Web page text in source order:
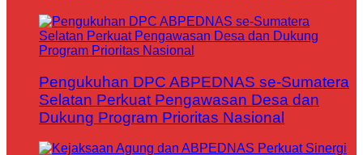
Pengukuhan DPC ABPEDNAS se-Sumatera
Selatan Perkuat Pengawasan Desa dan
Dukung Program Prioritas Nasional